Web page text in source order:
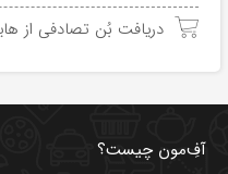
دریافت بُن تصادفی از
آفِ‌مون چیست؟